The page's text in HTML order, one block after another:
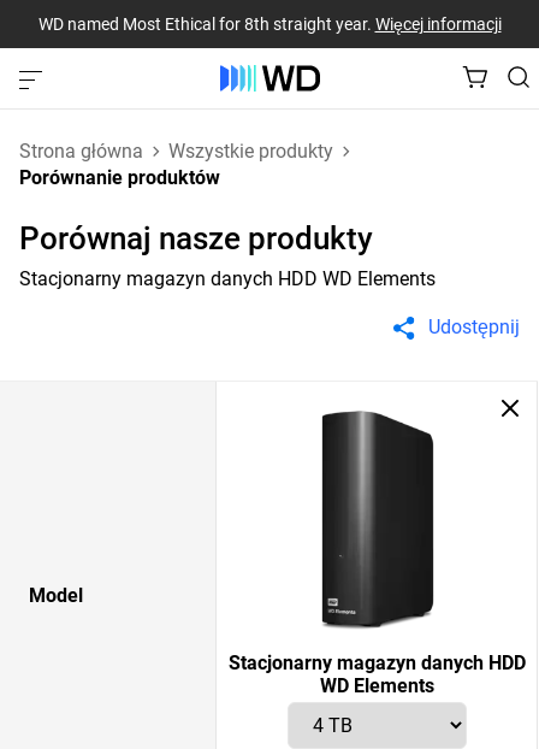
WD named Most Ethical for 8th straight year. Więcej informacji
Strona główna
Wszystkie produkty
Porównanie produktów
Porównaj nasze produkty
Stacjonarny magazyn danych HDD WD Elements
Udostępnij
Model
Stacjonarny magazyn danych HDD
WD Elements